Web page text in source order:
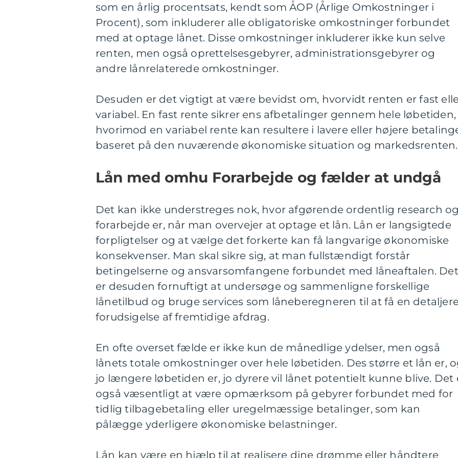
som en årlig procentsats, kendt som ÅOP (Årlige Omkostninger i
Procent), som inkluderer alle obligatoriske omkostninger forbundet
med at optage lånet. Disse omkostninger inkluderer ikke kun selve
renten, men også oprettelsesgebyrer, administrationsgebyrer og
andre lånrelaterede omkostninger.
Desuden er det vigtigt at være bevidst om, hvorvidt renten er fast
variabel. En fast rente sikrer ens afbetalinger gennem hele løbetiden,
hvorimod en variabel rente kan resultere i lavere eller højere
baseret på den nuværende økonomiske situation og markedsrenten.
Lån med omhu Forarbejde og fælder at undgå
Det kan ikke understreges nok, hvor afgørende ordentlig research og
forarbejde er, når man overvejer at optage et lån. Lån er langsigtede
forpligtelser og at vælge det forkerte kan få langvarige økonomiske
konsekvenser. Man skal sikre sig, at man fullstændigt forstår
betingelserne og ansvarsomfangene forbundet med låneaftalen. Det
er desuden fornuftigt at undersøge og sammenligne forskellige
lånetilbud og bruge services som låneberegneren til at få en
forudsigelse af fremtidige afdrag.
En ofte overset fælde er ikke kun de månedlige ydelser, men også
lånets totale omkostninger over hele løbetiden. Des større et lån er,
jo længere løbetiden er, jo dyrere vil lånet potentielt kunne blive. Det
også væsentligt at være opmærksom på gebyrer forbundet med for
tidlig tilbagebetaling eller uregelmæssige betalinger, som kan
pålægge yderligere økonomiske belastninger.
Lån kan være en hjælp til at realisere dine drømme eller håndtere